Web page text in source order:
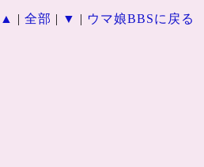
▲ | 全部 | ▼ | ウマ娘BBSに戻る